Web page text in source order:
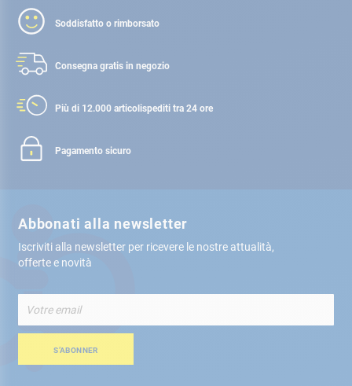
Soddisfatto o rimborsato
Consegna gratis in negozio
Più di 12.000 articolispediti tra 24 ore
Pagamento sicuro
Abbonati alla newsletter
Iscriviti alla newsletter per ricevere le nostre attualità,
offerte e novità
alla
nostra
Newsletter:S’ABONNER